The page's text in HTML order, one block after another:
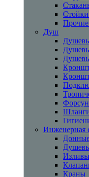
Прочие
Душ
Инженерная
Краны